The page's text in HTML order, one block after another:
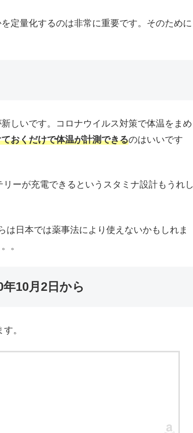
定量化するのは非常に重要です。そのために
しいです。コロナウイルス対策で体温をまめ
おくだけで体温が計測できるのはいいです
ーが充電できるというスタミナ設計もうれし
日本では薬事法により使えないかもしれま
。
10月2日から
。